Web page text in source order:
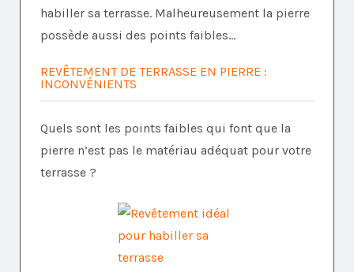
habiller sa terrasse. Malheureusement la pierre
possède aussi des points faibles...
REVÊTEMENT DE TERRASSE EN PIERRE :
INCONVÉNIENTS
Quels sont les points faibles qui font que la
pierre n’est pas le matériau adéquat pour votre
terrasse ?